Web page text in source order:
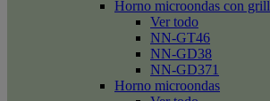
Horno microondas con grill
Ver todo
NN-GT46
NN-GD38
NN-GD371
Horno microondas